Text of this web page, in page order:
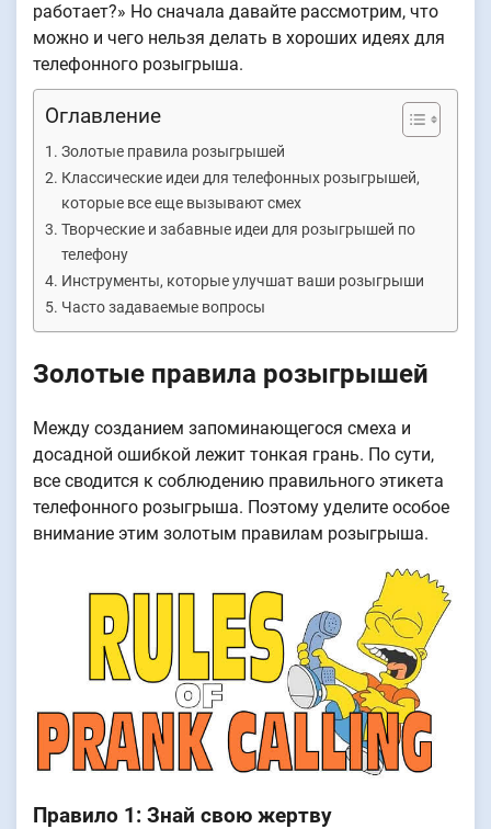
работает?» Но сначала давайте рассмотрим, что
можно и чего нельзя делать в хороших идеях для
телефонного розыгрыша.
Оглавление
Золотые правила розыгрышей
Классические идеи для телефонных розыгрышей,
которые все еще вызывают смех
Творческие и забавные идеи для розыгрышей по
телефону
Инструменты, которые улучшат ваши розыгрыши
Часто задаваемые вопросы
Золотые правила розыгрышей
Между созданием запоминающегося смеха и
досадной ошибкой лежит тонкая грань. По сути,
все сводится к соблюдению правильного этикета
телефонного розыгрыша. Поэтому уделите особое
внимание этим золотым правилам розыгрыша.
Правило 1: Знай свою жертву